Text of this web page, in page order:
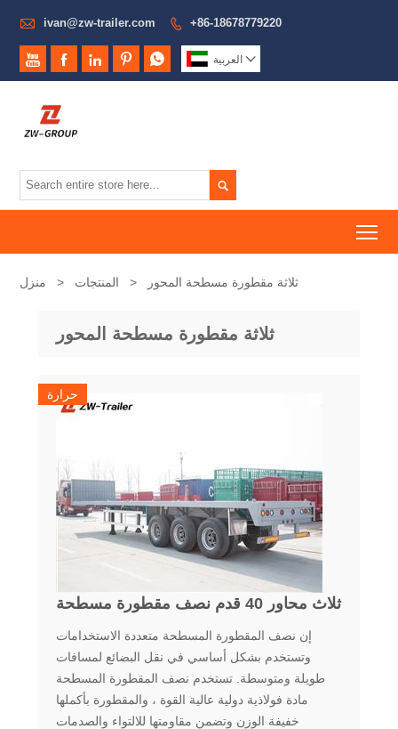
 ivan@zw-trailer.com  +86-18678779220
     العربية 

منزل > المنتجات > ثلاثة مقطورة مسطحة المحور
ثلاثة مقطورة مسطحة المحور
حرارة
ثلاث محاور 40 قدم نصف مقطورة مسطحة
إن نصف المقطورة المسطحة متعددة الاستخدامات
وتستخدم بشكل أساسي في نقل البضائع لمسافات
طويلة ومتوسطة. تستخدم نصف المقطورة المسطحة
مادة فولاذية دولية عالية القوة ، والمقطورة بأكملها
خفيفة الوزن وتضمن مقاومتها للالتواء والصدمات